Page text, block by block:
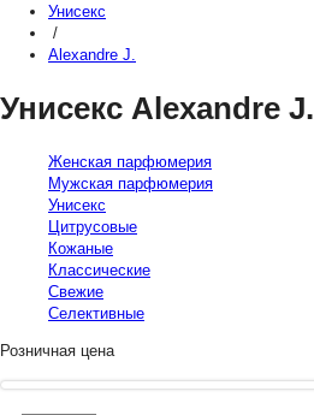
Унисекс
/
Alexandre J.
Унисекс Alexandre J.
Женская парфюмерия
Мужская парфюмерия
Унисекс
Цитрусовые
Кожаные
Классические
Свежие
Селективные
Розничная цена